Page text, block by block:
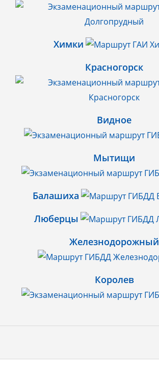
Химки
Красногорск
Видное
Мытищи
Балашиха
Люберцы
Железнодорожный
Королев